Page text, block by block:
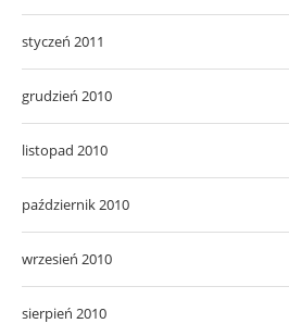
styczeń 2011
grudzień 2010
listopad 2010
październik 2010
wrzesień 2010
sierpień 2010